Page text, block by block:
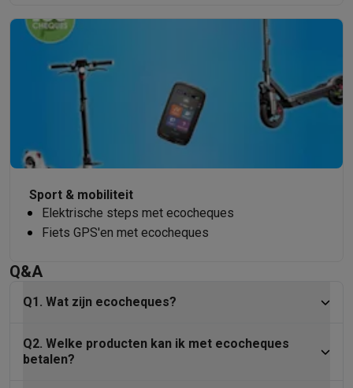
Sport & mobiliteit
Elektrische steps met ecocheques
Fiets GPS'en met ecocheques
Q&A
Q1. Wat zijn ecocheques?
Q2. Welke producten kan ik met ecocheques
betalen?